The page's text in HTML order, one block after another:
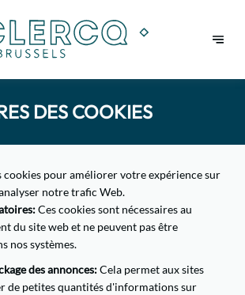
DES COOKIES
cookies pour améliorer votre expérience sur
notre trafic Web.
:Ces cookies sont nécessaires au
du site web et ne peuvent pas être
nos systèmes.
des annonces:Cela permet aux sites
de petites quantités d'informations sur